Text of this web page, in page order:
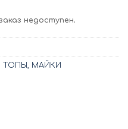
недоступен.
ТОПЫ, МАЙКИ